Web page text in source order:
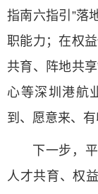
指南六指引”落
职能力；在权
共育、阵地共
心等深圳港航
到、愿意来、有
下一步，
人才共育、权